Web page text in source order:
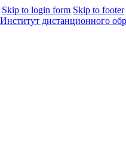
Skip to login form Skip to footer